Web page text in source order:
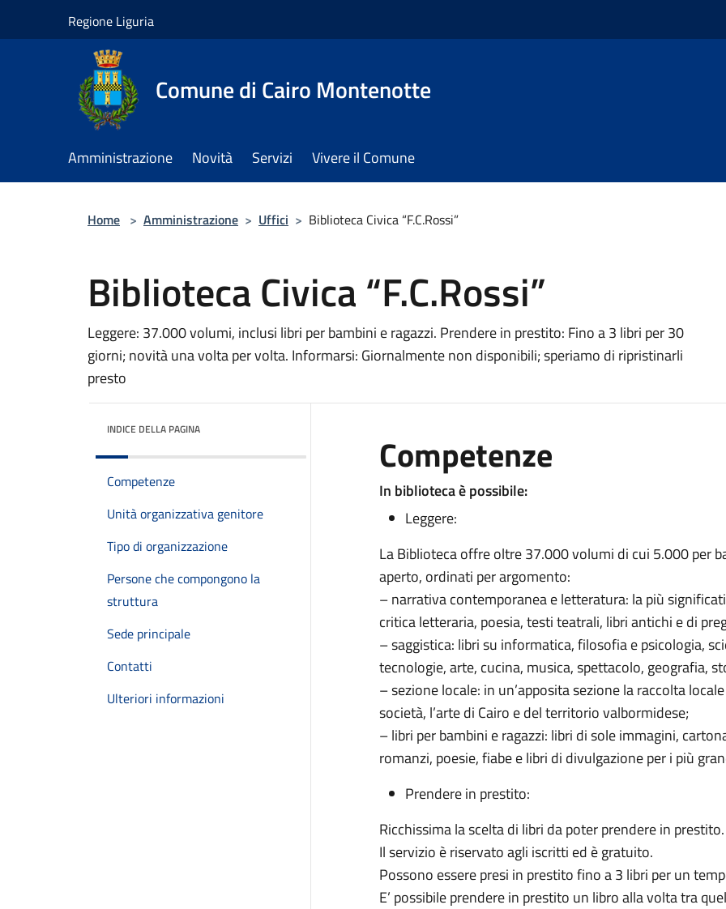
Regione Liguria
Comune di Cairo Montenotte
Amministrazione Novità Servizi Vivere il Comune
Home > Amministrazione > Uffici > Biblioteca Civica “F.C.Rossi”
Biblioteca Civica “F.C.Rossi”
Leggere: 37.000 volumi, inclusi libri per bambini e ragazzi. Prendere in prestito: Fino a 3 libri per 30
giorni; novità una volta per volta. Informarsi: Giornalmente non disponibili; speriamo di ripristinarli
presto
INDICE DELLA PAGINA
Competenze
Unità organizzativa genitore
Tipo di organizzazione
Persone che compongono la
struttura
Sede principale
Contatti
Ulteriori informazioni
Competenze
In biblioteca è possibile:
Leggere:
La Biblioteca offre oltre 37.000 volumi di cui 5.000 per
aperto, ordinati per argomento:
– narrativa contemporanea e letteratura: la più
critica letteraria, poesia, testi teatrali, libri antichi e di
– saggistica: libri su informatica, filosofia e psicologia,
tecnologie, arte, cucina, musica, spettacolo, geografia,
– sezione locale: in un’apposita sezione la raccolta
società, l’arte di Cairo e del territorio valbormidese;
– libri per bambini e ragazzi: libri di sole immagini,
romanzi, poesie, fiabe e libri di divulgazione per i più
Prendere in prestito:
Ricchissima la scelta di libri da poter prendere in prestito.
Il servizio è riservato agli iscritti ed è gratuito.
Possono essere presi in prestito fino a 3 libri per un
E’ possibile prendere in prestito un libro alla volta tra